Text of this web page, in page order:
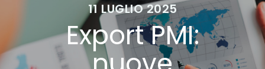
11 LUGLIO 2025
Export PMI: